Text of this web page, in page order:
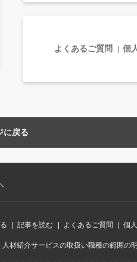
よくあるご質問 個
に戻る
記事を読む よくあるご質問 個
人材紹介サービスの取扱い職種の範囲の